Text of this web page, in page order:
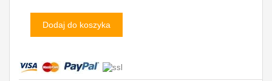
Dodaj do koszyka